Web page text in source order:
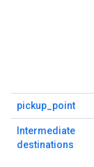
pickup_point
Intermediate
destinations